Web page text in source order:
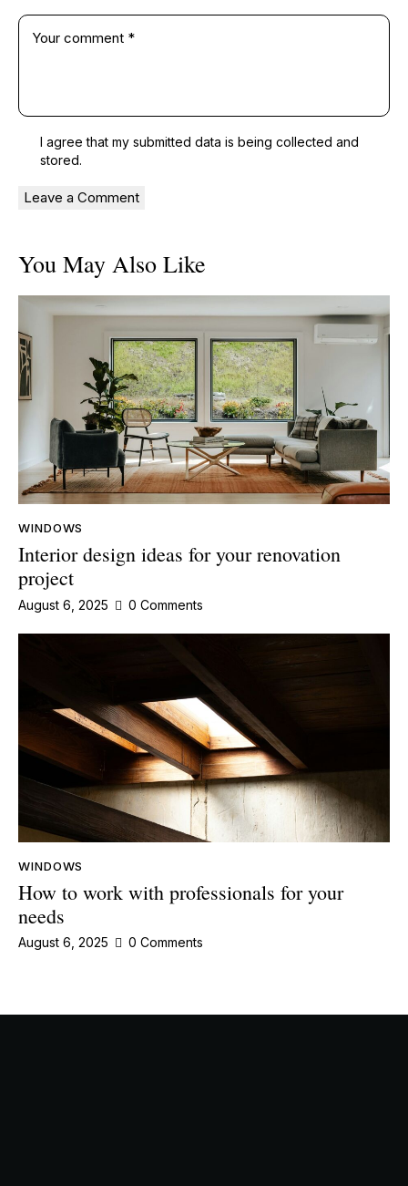
I agree that my submitted data is being collected and
stored.
You May Also Like
WINDOWS
Interior design ideas for your renovation
project
August 6, 2025 0 Comments
WINDOWS
How to work with professionals for your
needs
August 6, 2025 0 Comments